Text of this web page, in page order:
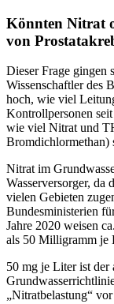
Könnten Nitrat
von
Dieser Frage gingen
Wissenschaftler des
hoch, wie viel
Kontrollpersonen
wie viel Nitrat und
Bromdichlormethan)
Nitrat im
Wasserversorger, da
vielen Gebieten
Bundesministerien
Jahre 2020 weisen
als 50 Milligramm je
50 mg je Liter ist
„Nitratbelastung“